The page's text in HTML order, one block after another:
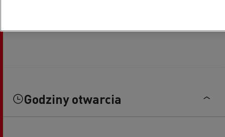
Godziny otwarcia